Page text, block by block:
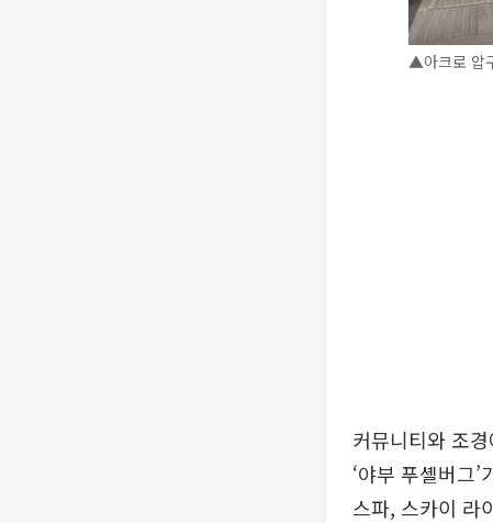
▲아크로 압
커뮤니티와 조
‘야부 푸셸버그
스파, 스카이 라